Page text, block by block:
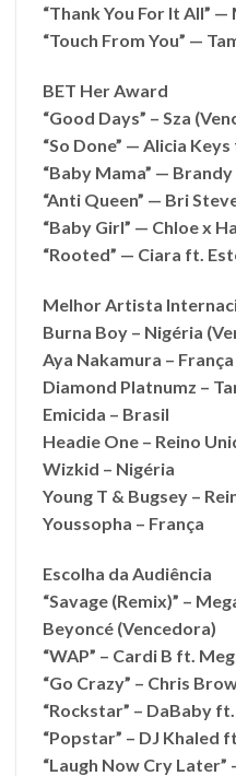
“Thank You For It All”
“Touch From You” —
BET Her Award
“Good Days” – Sza
“So Done” — Alicia
“Baby Mama” —
“Anti Queen” — Bri
“Baby Girl” — Chloe x
“Rooted” — Ciara ft.
Melhor Artista
Burna Boy – Nigéria
Aya Nakamura – França
Diamond Platnumz –
Emicida – Brasil
Headie One – Reino
Wizkid – Nigéria
Young T & Bugsey –
Youssopha – França
Escolha da Audiência
“Savage (Remix)” –
Beyoncé (Vencedora)
“WAP” – Cardi B ft.
“Go Crazy” – Chris
“Rockstar” – DaBaby
“Popstar” – DJ Khaled
“Laugh Now Cry